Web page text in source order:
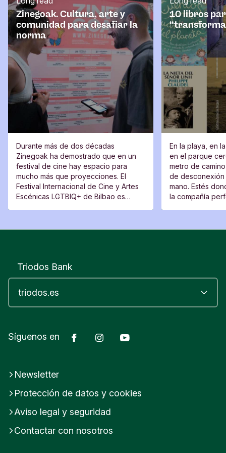
oZinegoak. Cultura, arte y
comunidad para desafiar la
norma
Durante más de dos décadas
Zinegoak ha demostrado que en un
festival de cine hay espacio para
mucho más que proyecciones. El
Festival Internacional de Cine y Artes
Escénicas LGTBIQ+ de Bilbao es
10 libros
En la playa, en
en el parque
metro de
de
mano. Estés
la compañía
Triodos Bank
Síguenos en FacebookInstagram
Newsletter
Protección de datos y cookies
Aviso legal y seguridad
Contactar con nosotros